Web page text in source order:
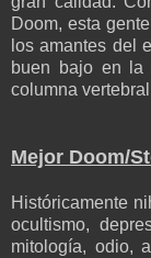
Doom, esta
los amantes del
buen bajo en la
columna
Mejor Doom/
Históricamente
ocultismo,
mitología, odio,